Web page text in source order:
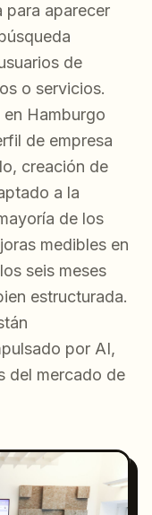
para aparecer
de
o servicios.
Hamburgo
de empresa
creación de
a la
de los
medibles en
seis meses
estructurada.
por AI,
del mercado de